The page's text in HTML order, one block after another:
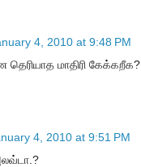
4, 2010 at 9:48 PM
மாதிரி கேக்கறீக?
4, 2010 at 9:51 PM